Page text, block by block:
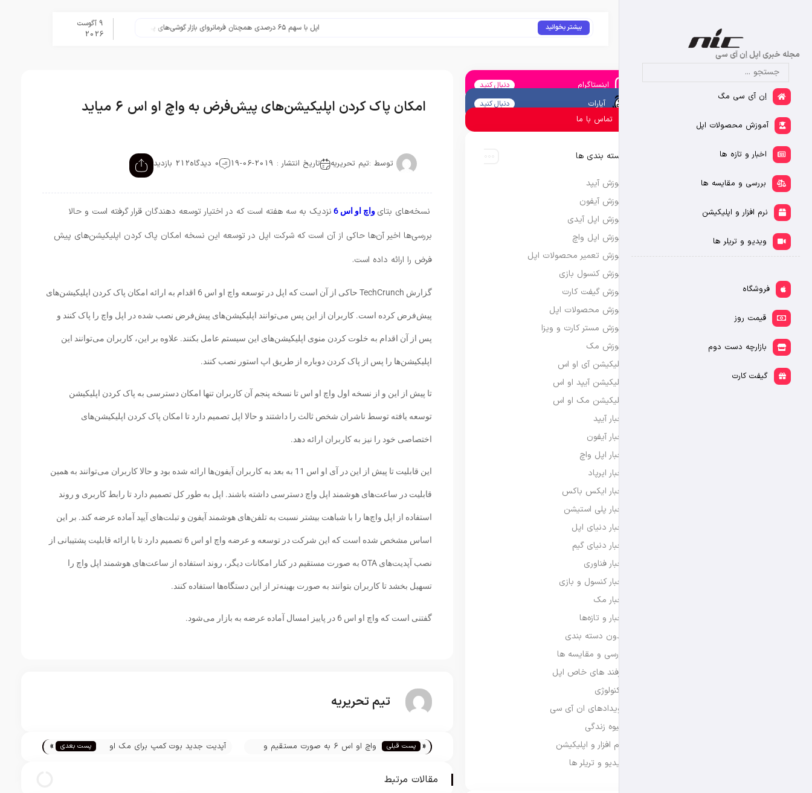
مجله خبری اپل اِن آی سی
اِن آی سی مگ
آموزش محصولات اپل
اخبار و تازه ها
بررسی و مقایسه ها
نرم افزار و اپلیکیشن
ویدیو و تریلر ها
فروشگاه
قیمت روز
بازارچه دست دوم
گیفت کارت
بیشتر بخوانید اپل با سهم ۶۵ درصدی همچنان فرمانروای بازار گوشی‌های پریمیوم جهان است تلگرام پس از حذف یک ساعته به
9 آگوست
2026
امکان پاک کردن اپلیکیشن‌های پیش‌فرض به واچ او اس 6 میاید
توسط :تیم تحریریه تاریخ انتشار : 2019-06-19 0 دیدگاه 212 بازدید
نسخه‌های بتای واچ او اس 6
نزدیک به سه هفته است که در اختیار توسعه دهندگان قرار گرفته است و حالا
بررسی‌ها اخیر آن‌ها حاکی از آن است که شرکت اپل در توسعه این نسخه امکان پاک کردن اپلیکیشن‌های پیش
فرض را ارائه داده است.
گزارش TechCrunch حاکی از آن است که اپل در توسعه واچ او اس 6 اقدام به ارائه امکان پاک کردن اپلیکیشن‌های
پیش‌فرض کرده است. کاربران از این پس می‌توانند اپلیکیشن‌های پیش‌فرض نصب شده در اپل واچ را پاک کنند و
پس از آن اقدام به خلوت کردن منوی اپلیکیشن‌های این سیستم عامل بکنند. علاوه بر این، کاربران می‌توانند این
اپلیکیشن‌ها را پس از پاک کردن دوباره از طریق اپ استور نصب کنند.
تا پیش از این و از نسخه اول واچ او اس تا نسخه پنجم آن کاربران تنها امکان دسترسی به پاک کردن اپلیکیشن
توسعه یافته توسط ناشران شخص ثالث را داشتند و حالا اپل تصمیم دارد تا امکان پاک کردن اپلیکیشن‌های
اختصاصی خود را نیز به کاربران ارائه دهد.
این قابلیت تا پیش از این در آی او اس 11 به بعد به کاربران آیفون‌ها ارائه شده بود و حالا کاربران می‌توانند به همین
قابلیت در ساعت‌های هوشمند اپل واچ دسترسی داشته باشند. اپل به طور کل تصمیم دارد تا رابط کاربری و روند
استفاده از اپل واچ‌ها را با شباهت بیشتر نسبت به تلفن‌های هوشمند آیفون و تبلت‌های آیپد آماده عرضه کند. بر این
اساس مشخص شده است که این شرکت در توسعه و عرضه واچ او اس 6 تصمیم دارد تا با ارائه قابلیت پشتیبانی از
نصب آپدیت‌های OTA به صورت مستقیم در کنار امکانات دیگر، روند استفاده از ساعت‌های هوشمند اپل واچ را
تسهیل بخشد تا کاربران بتوانند به صورت بهینه‌تر از این دستگاه‌ها استفاده کنند.
گفتنی است که واچ او اس 6 در پاییز امسال آماده عرضه به بازار می‌شود.
تیم تحریریه
« پست قبلی
واچ او اس 6 به صورت مستقیم و
آپدیت جدید بوت کمپ برای مک او
پست بعدی »
مقالات مرتبط
اینستاگرام دنبال کنید
آپارات دنبال کنید
تماس با ما
دسته بندی ها
آموزش آیپد
آموزش آیفون
آموزش اپل آیدی
آموزش اپل واچ
آموزش تعمیر محصولات اپل
آموزش کنسول بازی
آموزش گیفت کارت
آموزش محصولات اپل
آموزش مستر کارت و ویزا
آموزش مک
اپلیکیشن آی او اس
اپلیکیشن آیپد او اس
اپلیکیشن مک او اس
اخبار آیپد
اخبار آیفون
اخبار اپل واچ
اخبار ایرپاد
اخبار ایکس باکس
اخبار پلی استیشن
اخبار دنیای اپل
اخبار دنیای گیم
اخبار فناوری
اخبار کنسول و بازی
اخبار مک
اخبار و تازه‌ها
بدون دسته بندی
بررسی و مقایسه ها
ترفند های خاص اپل
تکنولوژی
رویدادهای ان آی سی
شیوه زندگی
نرم افزار و اپلیکیشن
ویدیو و تریلر ها